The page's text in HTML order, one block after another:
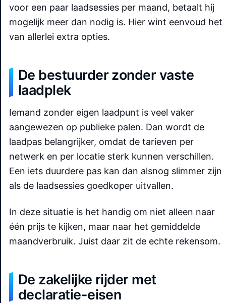
voor een paar laadsessies per maand, betaalt hij
mogelijk meer dan nodig is. Hier wint eenvoud het
van allerlei extra opties.
De bestuurder zonder vaste
laadplek
Iemand zonder eigen laadpunt is veel vaker
aangewezen op publieke palen. Dan wordt de
laadpas belangrijker, omdat de tarieven per
netwerk en per locatie sterk kunnen verschillen.
Een iets duurdere pas kan dan alsnog slimmer zijn
als de laadsessies goedkoper uitvallen.
In deze situatie is het handig om niet alleen naar
één prijs te kijken, maar naar het gemiddelde
maandverbruik. Juist daar zit de echte rekensom.
De zakelijke rijder met
declaratie-eisen